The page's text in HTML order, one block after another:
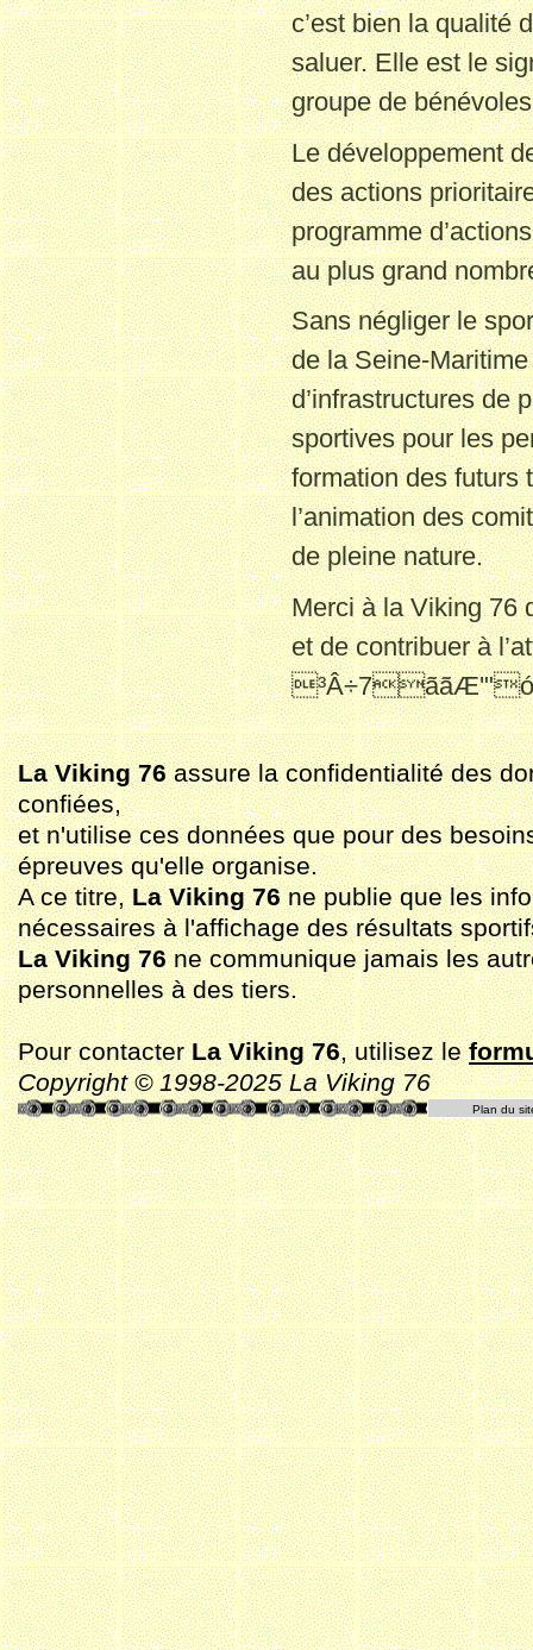
c’est bien la qualité
saluer. Elle est le
groupe de
Le développement
des actions
programme
au plus grand
Sans négliger le
de la Seine-
d’infrastructures de
sportives pour les
formation des futurs
l’animation des
de pleine nature.
Merci à la Viking 76
et de contribuer à
La Viking 76assure la confidentialité des
confiées,
et n'utilise ces données que pour des
épreuves qu'elle organise.
A ce titre,La Viking 76ne publie que les
nécessaires à l'affichage des résultats
La Viking 76ne communique jamais les
personnelles à des tiers.
Pour contacterLa Viking 76, utilisez le
Copyright © 1998-2025 La Viking 76
Plan du